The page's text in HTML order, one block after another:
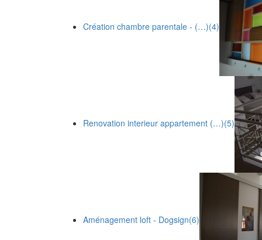
Création chambre parentale - (…)(4)
Renovation interieur appartement (…)(5)
Aménagement loft - Dogsign(6)